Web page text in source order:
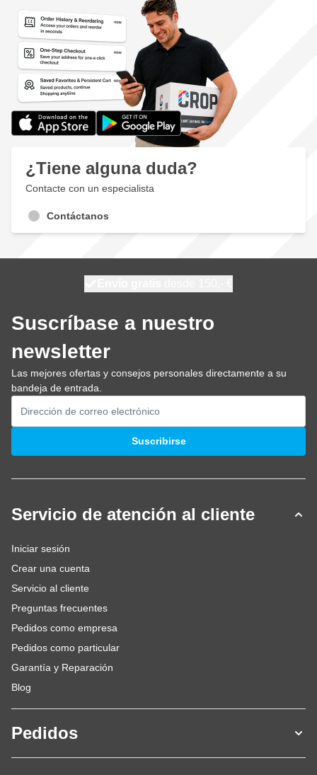
¿Tiene alguna duda?
Contacte con un especialista
Contáctanos
Suscríbase a nuestro
newsletter
Las mejores ofertas y consejos personales directamente a su
bandeja de entrada.
Dirección de email
Suscribirse
Servicio de atención al cliente
Iniciar sesión
Crear una cuenta
Servicio al cliente
Preguntas frecuentes
Pedidos como empresa
Pedidos como particular
Garantía y Reparación
Blog
Pedidos